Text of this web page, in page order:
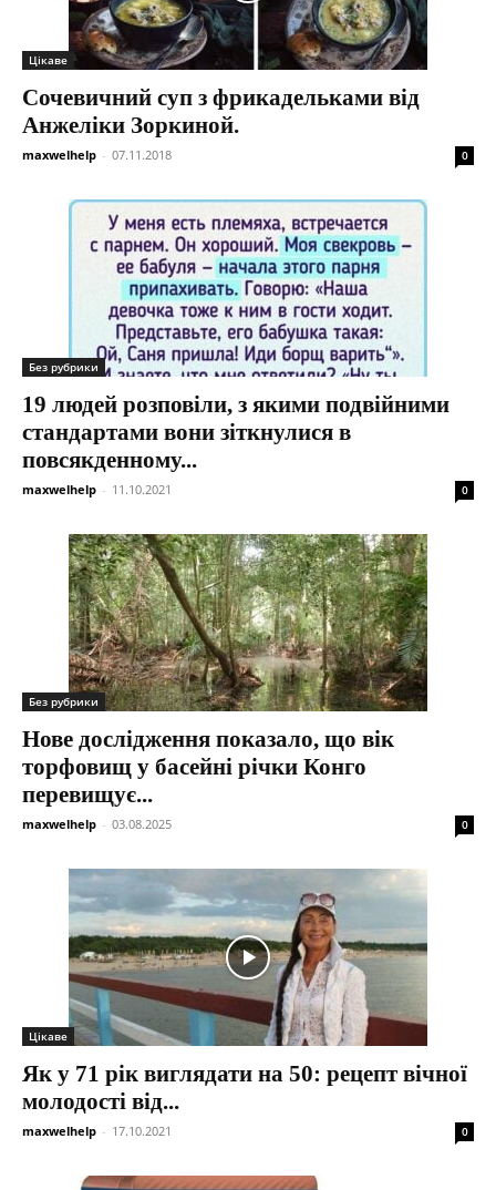
Цікаве
Сочевичний суп з фрикадельками від
Анжеліки Зоркиной.
maxwelhelp - 07.11.2018 0
Без рубрики
19 людей розповіли, з якими подвійними
стандартами вони зіткнулися в
повсякденному...
maxwelhelp - 11.10.2021 0
Без рубрики
Нове дослідження показало, що вік
торфовищ у басейні річки Конго
перевищує...
maxwelhelp - 03.08.2025 0
Цікаве
Як у 71 рік виглядати на 50: рецепт вічної
молодості від...
maxwelhelp - 17.10.2021 0